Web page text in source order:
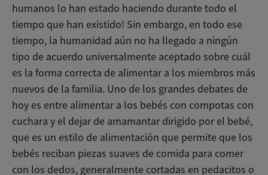
humanos lo han estado haciendo durante todo el
tiempo que han existido! Sin embargo, en todo ese
tiempo, la humanidad aún no ha llegado a ningún
tipo de acuerdo universalmente aceptado sobre cuál
es la forma correcta de alimentar a los miembros más
nuevos de la familia. Uno de los grandes debates de
hoy es entre alimentar a los bebés con compotas con
cuchara y el dejar de amamantar dirigido por el bebé,
que es un estilo de alimentación que permite que los
bebés reciban piezas suaves de comida para comer
con los dedos, generalmente cortadas en pedacitos o